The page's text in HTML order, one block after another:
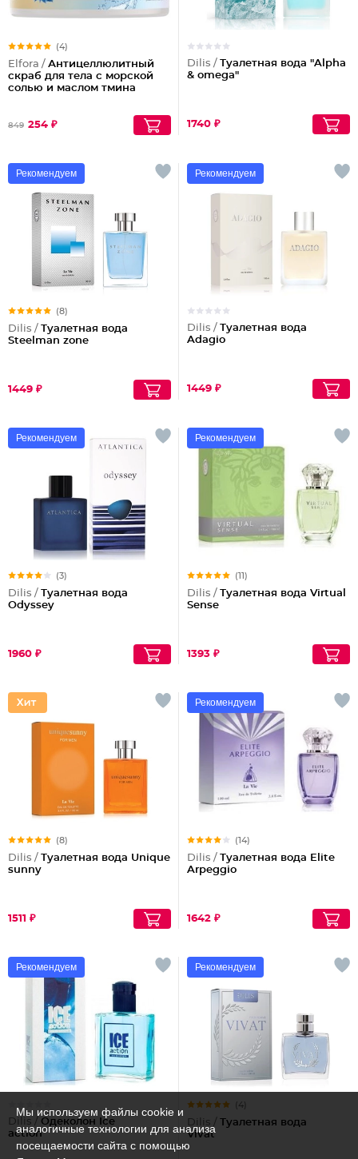
(4)
Elfora / Антицеллюлитный
скраб для тела с морской
солью и маслом тмина
849 254 ₽
Dilis / Туалетная вода "Alpha
& omega"
1740 ₽
Рекомендуем
(8)
Dilis / Туалетная вода
Steelman zone
1449 ₽
Рекомендуем
Dilis / Туалетная вода
Adagio
1449 ₽
Рекомендуем
(3)
Dilis / Туалетная вода
Odyssey
1960 ₽
Рекомендуем
(11)
Dilis / Туалетная вода Virtual
Sense
1393 ₽
(8)
Dilis / Туалетная вода Unique
sunny
1511 ₽
Рекомендуем
(14)
Dilis / Туалетная вода Elite
Arpeggio
1642 ₽
Рекомендуем
Dilis / Одеколон Ice
action
Рекомендуем
(4)
Dilis / Туалетная вода
Vivat
Мы используем файлы cookie и
аналогичные технологии для анализа
посещаемости сайта с помощью